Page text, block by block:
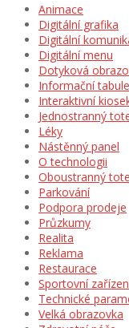
Animace
Digitální grafika
Digitální
Digitální menu
Dotyková
Informační
Interaktivní
Jednostranný
Léky
Nástěnný panel
O technologii
Oboustranný
Parkování
Podpora prodeje
Průzkumy
Realita
Reklama
Restaurace
Sportovní
Technické
Velká obrazovka